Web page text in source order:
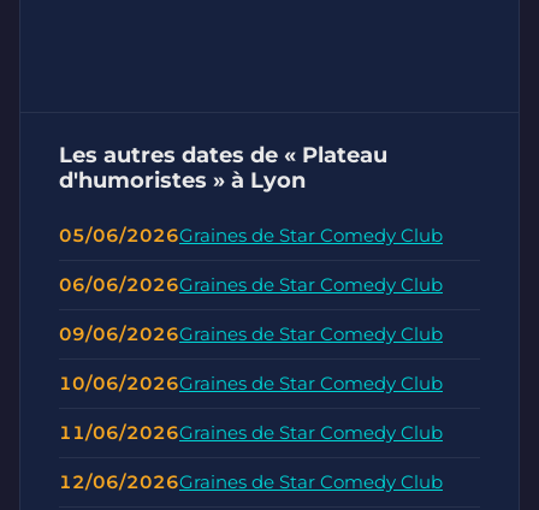
Les autres dates de « Plateau
d'humoristes » à Lyon
05/06/2026Graines de Star Comedy Club
06/06/2026Graines de Star Comedy Club
09/06/2026Graines de Star Comedy Club
10/06/2026Graines de Star Comedy Club
11/06/2026Graines de Star Comedy Club
12/06/2026Graines de Star Comedy Club